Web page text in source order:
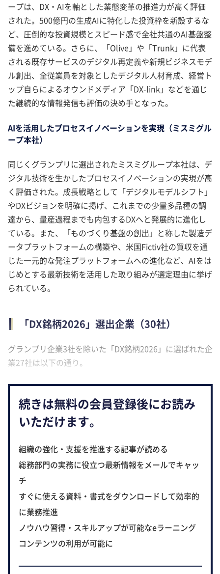
ープは、DX・AIを軸とした業態変革の推進力が高く評価
された。500億円の生成AIに特化した投資枠を新設するな
ど、圧倒的な投資規模とスピード感で全社共通のAI基盤整
備を進めている。さらに、「Olive」や「Trunk」に代表
される既存サービスのデジタル再定義や新規ビジネスモデ
ル創出、全従業員を対象としたデジタル人材育成、経営ト
ップ自らによるオウンドメディア「DX-link」などを通じ
た継続的な情報発信も評価の決め手となった。
AIを活用したプロセスイノベーションを実現（ミスミグル
ープ本社）
同じくグランプリに選出されたミスミグループ本社は、デ
ジタル技術を生かしたプロセスイノベーションの実現が高
く評価された。成長戦略として「デジタルモデルシフト」
やDXビジョンを明確に掲げ、これまでの少量多品種の調
達から、量産過程までも内包するDXへと発展的に進化し
ている。また、「ものづくり基盤の創出」と称した製造デ
ータプラットフォームの構築や、米国Fictiv社の買収を通
じた一元的な発注プラットフォームへの進化など、AIをは
じめとする最新技術を活用した取り組みが選定理由に挙げ
られている。
「DX銘柄2026」選出企業（30社）
グランプリ企業3社を除いた「DX銘柄2026」に選ばれた企
業27社は以下の通り。
続きは無料の会員登録後にお読み
いただけます。
組織の強化・支援を推進する記事が読める
総務部門の実務に役立つ最新情報をメールでキャッ
チ
すぐに使える資料・書式をダウンロードして効率的
に業務推進
ノウハウ習得・スキルアップが可能なeラーニング
コンテンツの利用が可能に